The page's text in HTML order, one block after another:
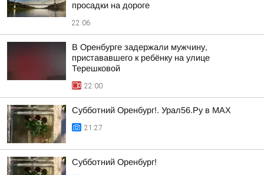
просадки на дороге
22:06
В Оренбурге задержали мужчину,
пристававшего к ребёнку на улице
Терешковой
22:00
Субботний Оренбург!. Урал56.Ру в МАХ
21:27
Субботний Оренбург!